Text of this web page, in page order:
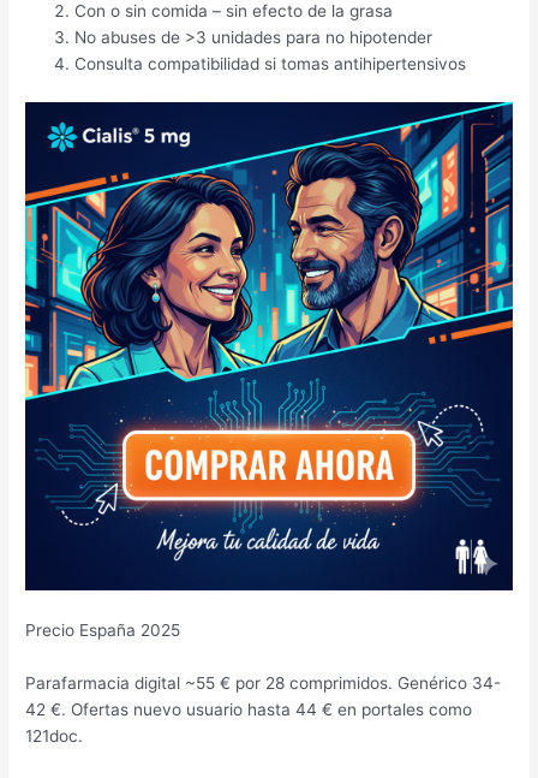
Con o sin comida – sin efecto de la grasa
No abuses de >3 unidades para no hipotender
Consulta compatibilidad si tomas antihipertensivos
Precio España 2025
Parafarmacia digital ~55 € por 28 comprimidos. Genérico 34-
42 €. Ofertas nuevo usuario hasta 44 € en portales como
121doc.